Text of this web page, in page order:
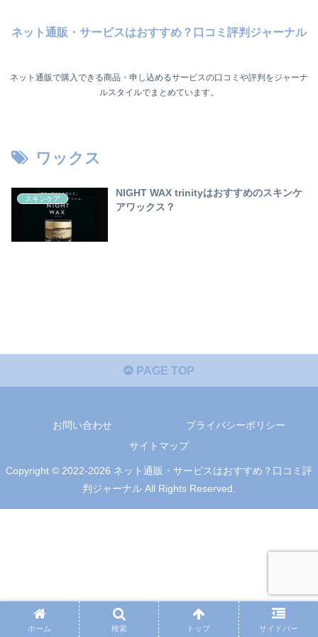
ネット通販・サービスはおすすめ？口コミ評判ジャーナル
ネット通販で購入できる商品・申し込めるサービスの口コミや評判をジャーナ
ルスタイルでまとめています。
ワックス
スキンケア
NIGHT WAX trinityはおすすめのスキンケ
アワックス？
PAGE TOP
お問い合わせ
プライバシーポリシー
サイトマップ
Copyright © 2022-2026 ネット通販・サービスはおすすめ？口コミ評
判ジャーナル All Rights Reserved.
ホーム 検索 トップ サイドバー